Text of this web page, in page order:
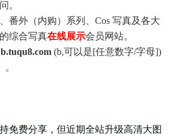
。
番外（内购）系列、Cos 写真及各大
综合写真在线展示会员网站。
b.tuqu8.com (b,可以是[任意数字/字母])
免费分享，但近期全站升级高清大图